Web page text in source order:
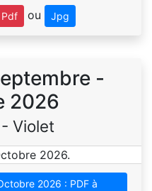
Pdf ou Jpg
-
2026
Violet
2026 : PDF à